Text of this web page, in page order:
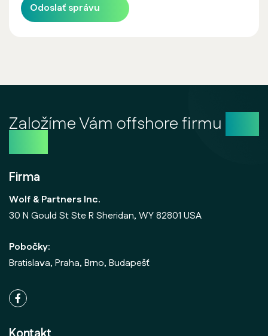
Odoslať správu
Založíme Vám offshore firmu
Firma
Wolf & Partners Inc.
30 N Gould St Ste R Sheridan, WY 82801 USA
Pobočky:
Bratislava, Praha, Brno, Budapešť